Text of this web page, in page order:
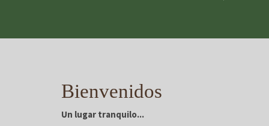
Bienvenidos
Un lugar tranquilo...